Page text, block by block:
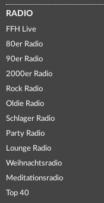
RADIO
FFH Live
80er Radio
90er Radio
2000er Radio
Rock Radio
Oldie Radio
Schlager Radio
Party Radio
Lounge Radio
Weihnachtsradio
Meditationsradio
Top 40